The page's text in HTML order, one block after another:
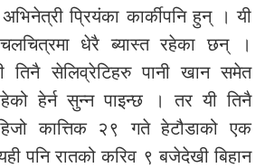
प्रियंका कार्कीपनि हुन् । यी
धेरै ब्यास्त रहेका छन् ।
तिनै सेलिव्रेटिहरु पानी खान समेत
हेर्न सुन्न पाइन्छ । तर यी तिनै
कात्तिक २९ गते हेटौडाको एक
पनि रातको करिव ९ बजेदेखी बिहान